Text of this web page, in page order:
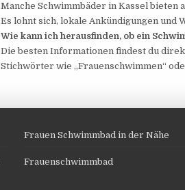
Manche Schwimmbäder in Kassel bieten
Es lohnt sich, lokale Ankündigungen und
Wie kann ich herausfinden, ob ein
Die besten Informationen findest du
Stichwörter wie „Frauenschwimmen“
Frauen Schwimmbad in der Nähe
Frauenschwimmbad